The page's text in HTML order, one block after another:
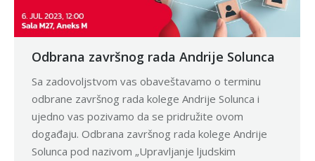
Odbrana završnog rada Andrije Solunca
Sa zadovoljstvom vas obaveštavamo o terminu
odbrane završnog rada kolege Andrije Solunca i
ujedno vas pozivamo da se pridružite ovom
događaju. Odbrana završnog rada kolege Andrije
Solunca pod nazivom „Upravljanje ljudskim